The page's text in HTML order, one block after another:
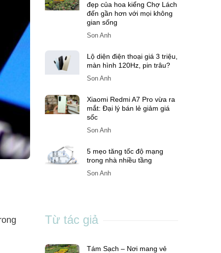
đẹp của hoa kiểng Chợ Lách
đến gần hơn với mọi không
gian sống
Son Anh
Lộ diện điện thoại giá 3 triệu,
màn hình 120Hz, pin trâu?
Son Anh
Xiaomi Redmi A7 Pro vừa ra
mắt: Đại lý bán lẻ giảm giá
sốc
Son Anh
5 mẹo tăng tốc độ mạng
trong nhà nhiều tầng
Son Anh
Từ tác giả
Tám Sạch – Nơi mang vẻ